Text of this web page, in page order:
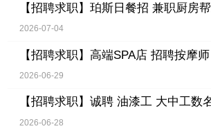
【招聘求职】 珀斯日餐招 兼职厨房
2026-07-04
【招聘求职】 高端SPA店 招聘按摩师
2026-06-29
【招聘求职】 诚聘 油漆工 大中工数
2026-06-28